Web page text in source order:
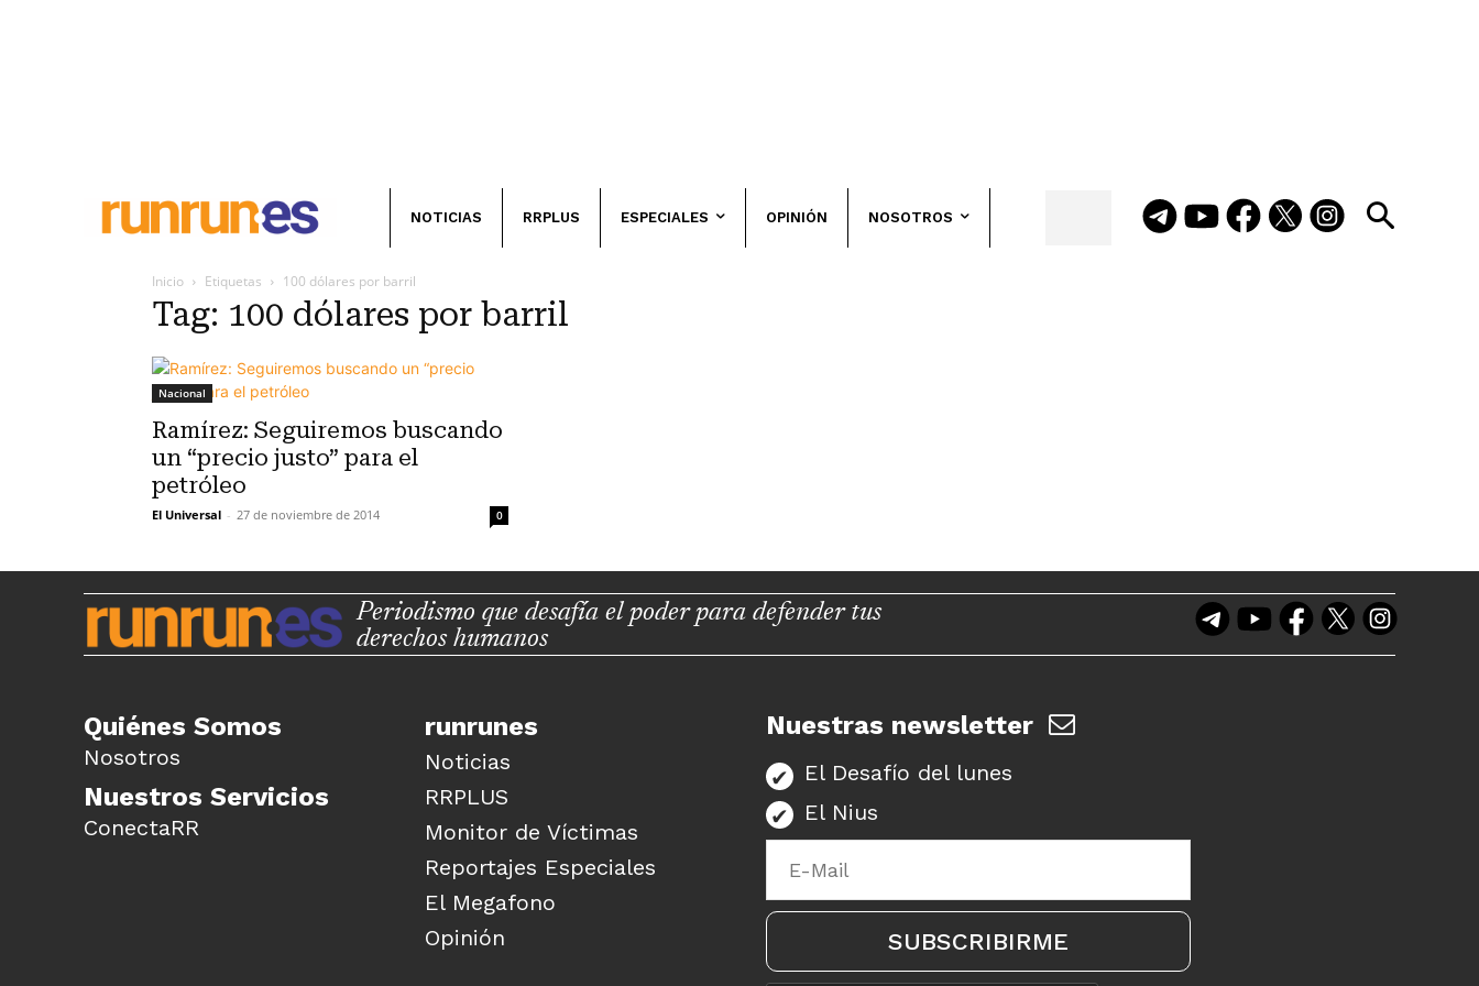
NOTICIAS RRPLUS ESPECIALES OPINIÓN NOSOTROS
Inicio Etiquetas 100 dólares por barril
Tag: 100 dólares por barril
Nacional
Ramírez: Seguiremos buscando
un “precio justo” para el
petróleo
El Universal - 27 de noviembre de 2014 0
Periodismo que desafía el poder para defender tus
derechos humanos
Quiénes Somos
Nosotros
Nuestros Servicios
ConectaRR
runrunes
Noticias
RRPLUS
Monitor de Víctimas
Reportajes Especiales
El Megafono
Opinión
Nuestras newsletter
El Desafío del lunes
El Nius